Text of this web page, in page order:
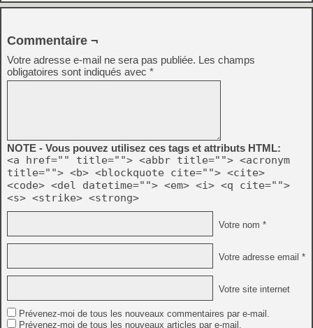
Commentaire ¬
Votre adresse e-mail ne sera pas publiée. Les champs
obligatoires sont indiqués avec *
NOTE - Vous pouvez utilisez ces tags et attributs HTML:
<a href="" title=""> <abbr title=""> <acronym
title=""> <b> <blockquote cite=""> <cite>
<code> <del datetime=""> <em> <i> <q cite="">
<s> <strike> <strong>
Votre nom *
Votre adresse email *
Votre site internet
Prévenez-moi de tous les nouveaux commentaires par e-mail.
Prévenez-moi de tous les nouveaux articles par e-mail.